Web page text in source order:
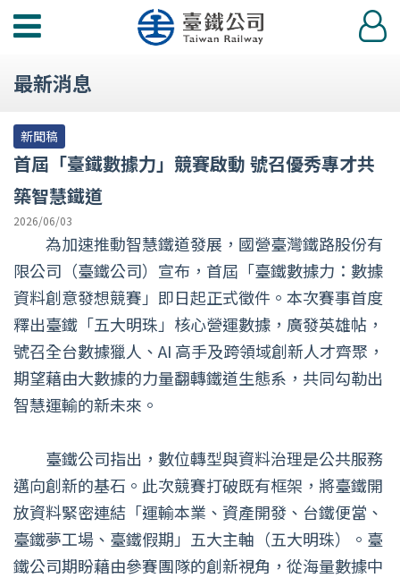
功
選
登
入
最新消息
新聞稿
首屆「臺鐵數據力」競賽啟動 號召優秀專才共
築智慧鐵道
2026/06/03
為加速推動智慧鐵道發展，國營臺灣鐵路股份有
限公司（臺鐵公司）宣布，首屆「臺鐵數據力：數據
資料創意發想競賽」即日起正式徵件。本次賽事首度
釋出臺鐵「五大明珠」核心營運數據，廣發英雄帖，
號召全台數據獵人、AI 高手及跨領域創新人才齊聚，
期望藉由大數據的力量翻轉鐵道生態系，共同勾勒出
智慧運輸的新未來。
臺鐵公司指出，數位轉型與資料治理是公共服務
邁向創新的基石。此次競賽打破既有框架，將臺鐵開
放資料緊密連結「運輸本業、資產開發、台鐵便當、
臺鐵夢工場、臺鐵假期」五大主軸（五大明珠）。臺
鐵公司期盼藉由參賽團隊的創新視角，從海量數據中